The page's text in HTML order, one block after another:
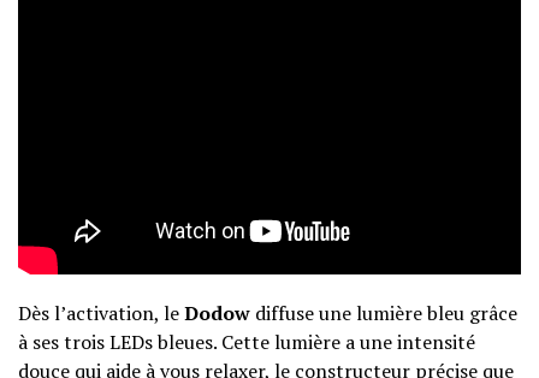
Dès l’activation, leDodow diffuse une lumière bleu grâce
à ses trois LEDs bleues. Cette lumière a une intensité
douce qui aide à vous relaxer, le constructeur précise que